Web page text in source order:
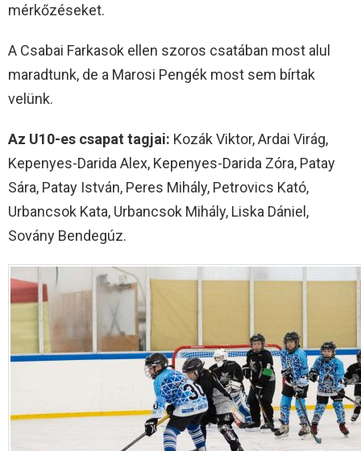
mérkőzéseket.
A Csabai Farkasok ellen szoros csatában most alul
maradtunk, de a Marosi Pengék most sem bírtak
velünk.
Az U10-es csapat tagjai: Kozák Viktor, Ardai Virág,
Kepenyes-Darida Alex, Kepenyes-Darida Zóra, Patay
Sára, Patay István, Peres Mihály, Petrovics Kató,
Urbancsok Kata, Urbancsok Mihály, Liska Dániel,
Sovány Bendegúz.